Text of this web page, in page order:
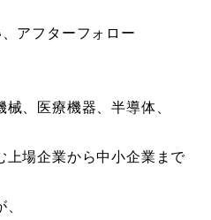
アフターフォロー
、医療機器、半導体、
上場企業から中小企業まで